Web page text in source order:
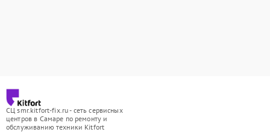
СЦ smr.kitfort-fix.ru - сеть сервисных
центров в Самаре по ремонту и
обслуживанию техники Kitfort